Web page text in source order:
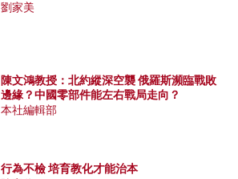
劉家美
陳文鴻教授：北約縱深空襲 俄羅斯瀕臨戰敗
邊緣？中國零部件能左右戰局走向？
本社編輯部
行為不檢 培育教化才能治本